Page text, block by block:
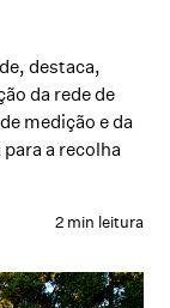
destaca,
da rede de
medição e da
a recolha
2 min leitura